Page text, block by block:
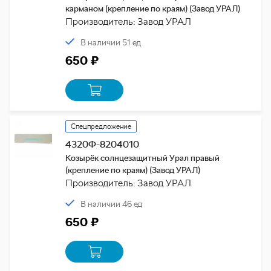
карманом (крепление по краям) (Завод УРАЛ)
Производитель: Завод УРАЛ
В наличии 51 ед
650 ₽
Спецпредложение
4320Ф-8204010
Козырёк солнцезащитный Урал правый
(крепление по краям) (Завод УРАЛ)
Производитель: Завод УРАЛ
В наличии 46 ед
650 ₽